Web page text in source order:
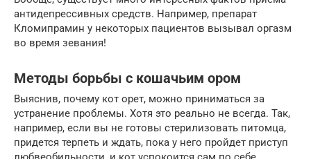
антидепрессивных средств. Например, препарат
Кломипрамин у некоторых пациентов вызывал оргазм
во время зевания!
Методы борьбы с кошачьим ором
Выяснив, почему кот орет, можно приниматься за
устранение проблемы. Хотя это реально не всегда. Так,
например, если вы не готовы стерилизовать питомца,
придется терпеть и ждать, пока у него пройдет приступ